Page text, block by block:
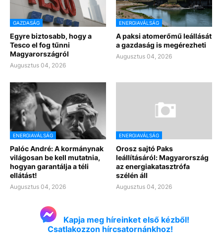
GAZDASÁG
Egyre biztosabb, hogy a
Tesco el fog tűnni
Magyarországról
Augusztus 04, 2026
ENERGIAVÁLSÁG
A paksi atomerőmű leállását
a gazdaság is megérezheti
Augusztus 04, 2026
ENERGIAVÁLSÁG
Palóc André: A kormánynak
világosan be kell mutatnia,
hogyan garantálja a téli
ellátást!
Augusztus 04, 2026
ENERGIAVÁLSÁG
Orosz sajtó Paks
leállításáról: Magyarország
az energiakatasztrófa
szélén áll
Augusztus 04, 2026
Kapja meg híreinket első kézből!
Csatlakozzon hírcsatornánkhoz!